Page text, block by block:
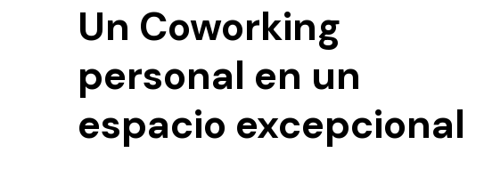
Un Coworking
personal en un
espacio excepcional